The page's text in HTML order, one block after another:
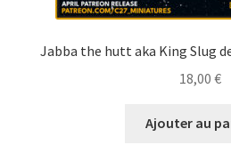
Jabba the hutt aka King Slug
18,00 €
Ajouter au